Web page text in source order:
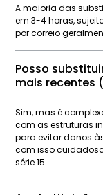
A maioria das
em 3-4 horas,
por correio
Posso
mais recentes
Sim, mas é
com as estruturas
para evitar danos
com isso
série 15.